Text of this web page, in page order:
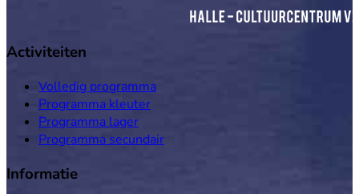
Activiteiten
Volledig programma
Programma kleuter
Programma lager
Programma secundair
Informatie